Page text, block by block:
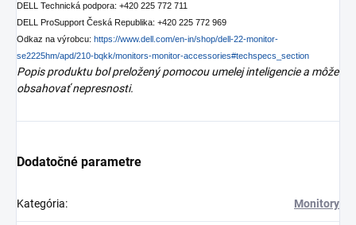
DELL Technická podpora: +420 225 772 711
DELL ProSupport Česká Republika: +420 225 772 969
Odkaz na výrobcu: https://www.dell.com/en-in/shop/dell-22-monitor-
se2225hm/apd/210-bqkk/monitors-monitor-accessories#techspecs_section
Popis produktu bol preložený pomocou umelej inteligencie a môže
obsahovať nepresnosti.
Dodatočné parametre
Kategória: Monitory